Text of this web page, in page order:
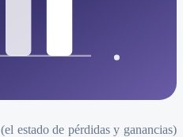
(el estado de pérdidas y ganancias)